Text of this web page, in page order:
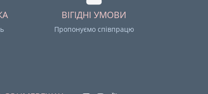
ВІГІДНІ УМОВИ
Пропонуємо співпрацю